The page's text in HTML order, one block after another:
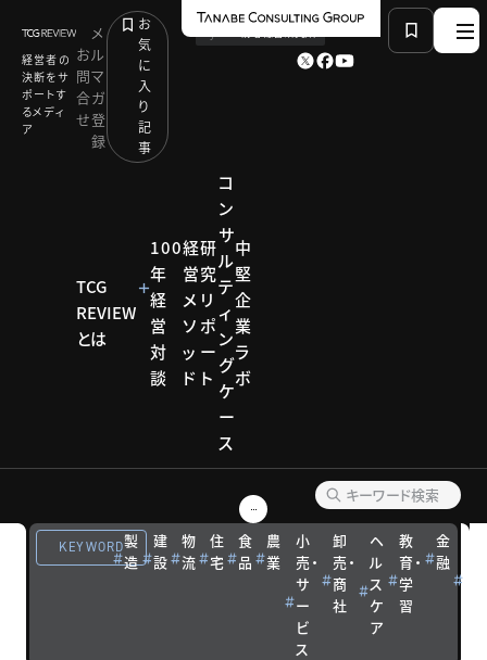
経営者の
決断をサ
ポートす
るメディ
ア
お
問
合
せ
メ
ル
マ
ガ
登
録
お
気
に
入
り
記
事
TCG
REVIEW
とは
100
年
経
営
対
談
経
営
メ
ソ
ッ
ド
研
究
リ
ポ
ー
ト
コ
ン
サ
ル
テ
ィ
ン
グ
ケ
ー
ス
中
堅
企
業
ラ
ボ
KEYWORD製
造
建
設
物
流
住
宅
食
品
農
業
小
売・
サ
ー
ビ
ス
卸
売・
商
社
ヘ
ル
ス
ケ
ア
教
育・
学
習
金
融
モデル企業
受動から能動へ、連続M&Aで描く100年企業
モデル企業
モデル
【企業事例】
略を実践する
企業の成功ス